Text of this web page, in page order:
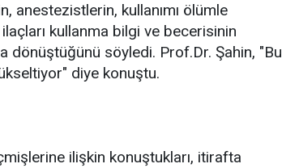
anestezistlerin, kullanımı ölümle
ilaçları kullanma bilgi ve becerisinin
dönüştüğünü söyledi. Prof.Dr. Şahin, "Bu
diye konuştu.
ilişkin konuştukları, itirafta